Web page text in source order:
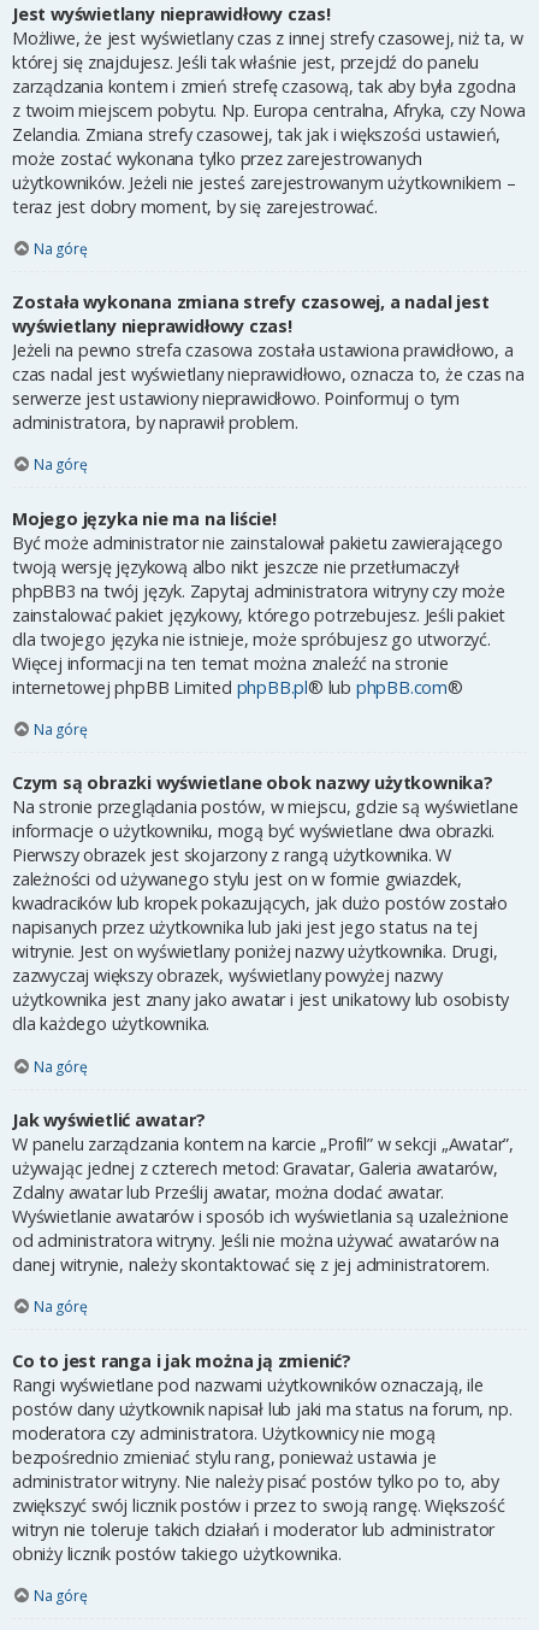
Jest wyświetlany nieprawidłowy czas!
Możliwe, że jest wyświetlany czas z innej strefy czasowej, niż ta, w
której się znajdujesz. Jeśli tak właśnie jest, przejdź do panelu
zarządzania kontem i zmień strefę czasową, tak aby była zgodna
z twoim miejscem pobytu. Np. Europa centralna, Afryka, czy Nowa
Zelandia. Zmiana strefy czasowej, tak jak i większości ustawień,
może zostać wykonana tylko przez zarejestrowanych
użytkowników. Jeżeli nie jesteś zarejestrowanym użytkownikiem –
teraz jest dobry moment, by się zarejestrować.
Na górę
Została wykonana zmiana strefy czasowej, a nadal jest
wyświetlany nieprawidłowy czas!
Jeżeli na pewno strefa czasowa została ustawiona prawidłowo, a
czas nadal jest wyświetlany nieprawidłowo, oznacza to, że czas na
serwerze jest ustawiony nieprawidłowo. Poinformuj o tym
administratora, by naprawił problem.
Na górę
Mojego języka nie ma na liście!
Być może administrator nie zainstalował pakietu zawierającego
twoją wersję językową albo nikt jeszcze nie przetłumaczył
phpBB3 na twój język. Zapytaj administratora witryny czy może
zainstalować pakiet językowy, którego potrzebujesz. Jeśli pakiet
dla twojego języka nie istnieje, może spróbujesz go utworzyć.
Więcej informacji na ten temat można znaleźć na stronie
internetowej phpBB Limited phpBB.pl® lub phpBB.com®
Na górę
Czym są obrazki wyświetlane obok nazwy użytkownika?
Na stronie przeglądania postów, w miejscu, gdzie są wyświetlane
informacje o użytkowniku, mogą być wyświetlane dwa obrazki.
Pierwszy obrazek jest skojarzony z rangą użytkownika. W
zależności od używanego stylu jest on w formie gwiazdek,
kwadracików lub kropek pokazujących, jak dużo postów zostało
napisanych przez użytkownika lub jaki jest jego status na tej
witrynie. Jest on wyświetlany poniżej nazwy użytkownika. Drugi,
zazwyczaj większy obrazek, wyświetlany powyżej nazwy
użytkownika jest znany jako awatar i jest unikatowy lub osobisty
dla każdego użytkownika.
Na górę
Jak wyświetlić awatar?
W panelu zarządzania kontem na karcie „Profil” w sekcji „Awatar”,
używając jednej z czterech metod: Gravatar, Galeria awatarów,
Zdalny awatar lub Prześlij awatar, można dodać awatar.
Wyświetlanie awatarów i sposób ich wyświetlania są uzależnione
od administratora witryny. Jeśli nie można używać awatarów na
danej witrynie, należy skontaktować się z jej administratorem.
Na górę
Co to jest ranga i jak można ją zmienić?
Rangi wyświetlane pod nazwami użytkowników oznaczają, ile
postów dany użytkownik napisał lub jaki ma status na forum, np.
moderatora czy administratora. Użytkownicy nie mogą
bezpośrednio zmieniać stylu rang, ponieważ ustawia je
administrator witryny. Nie należy pisać postów tylko po to, aby
zwiększyć swój licznik postów i przez to swoją rangę. Większość
witryn nie toleruje takich działań i moderator lub administrator
obniży licznik postów takiego użytkownika.
Na górę